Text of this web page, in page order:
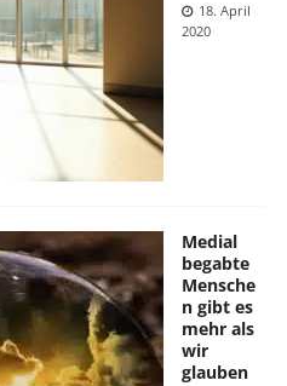
18. April
2020
Medial
begabte
Mensche
n gibt es
mehr als
wir
glauben